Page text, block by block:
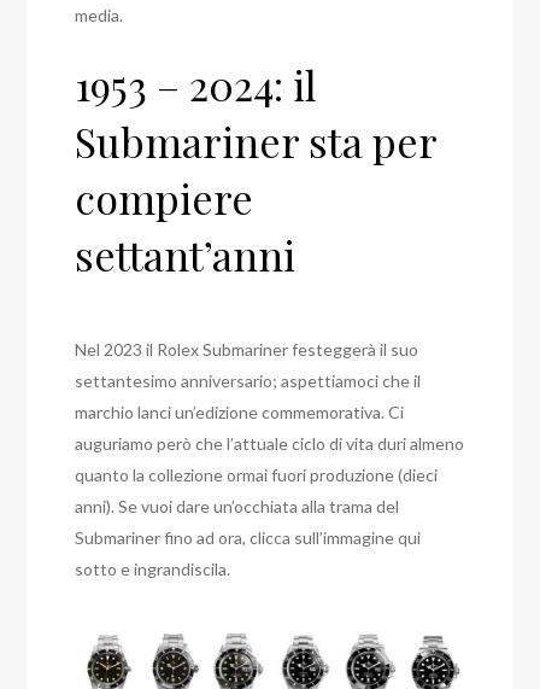
media.
1953 – 2024: il
Submariner sta per
compiere
settant’anni
Nel 2023 il Rolex Submariner festeggerà il suo
settantesimo anniversario; aspettiamoci che il
marchio lanci un’edizione commemorativa. Ci
auguriamo però che l’attuale ciclo di vita duri almeno
quanto la collezione ormai fuori produzione (dieci
anni). Se vuoi dare un’occhiata alla trama del
Submariner fino ad ora, clicca sull’immagine qui
sotto e ingrandiscila.